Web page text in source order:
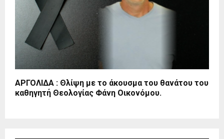
ΑΡΓΟΛΙΔΑ : Θλίψη με το άκουσμα του θανάτου του
καθηγητή Θεολογίας Φάνη Οικονόμου.